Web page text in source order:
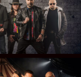
Cleaver